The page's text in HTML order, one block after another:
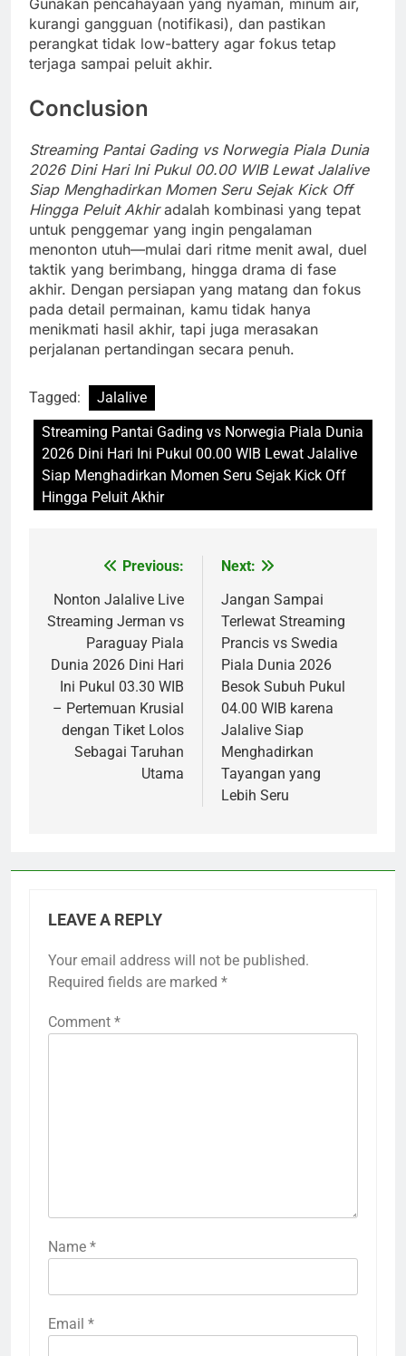
Gunakan pencahayaan yang nyaman, minum air,
kurangi gangguan (notifikasi), dan pastikan
perangkat tidak low-battery agar fokus tetap
terjaga sampai peluit akhir.
Conclusion
Streaming Pantai Gading vs Norwegia Piala Dunia
2026 Dini Hari Ini Pukul 00.00 WIB Lewat Jalalive
Siap Menghadirkan Momen Seru Sejak Kick Off
Hingga Peluit Akhiradalah kombinasi yang tepat
untuk penggemar yang ingin pengalaman
menonton utuh—mulai dari ritme menit awal, duel
taktik yang berimbang, hingga drama di fase
akhir. Dengan persiapan yang matang dan fokus
pada detail permainan, kamu tidak hanya
menikmati hasil akhir, tapi juga merasakan
perjalanan pertandingan secara penuh.
Tagged:
Jalalive
Streaming Pantai Gading vs Norwegia Piala Dunia
2026 Dini Hari Ini Pukul 00.00 WIB Lewat Jalalive
Siap Menghadirkan Momen Seru Sejak Kick Off
Hingga Peluit Akhir
navigation
Previous:
Nonton Jalalive Live
Streaming Jerman vs
Paraguay Piala
Dunia 2026 Dini Hari
Ini Pukul 03.30 WIB
– Pertemuan Krusial
dengan Tiket Lolos
Sebagai Taruhan
Utama
Next:
Jangan Sampai
Terlewat Streaming
Prancis vs Swedia
Piala Dunia 2026
Besok Subuh Pukul
04.00 WIB karena
Jalalive Siap
Menghadirkan
Tayangan yang
Lebih Seru
LEAVE A REPLY
Your email address will not be published.
Required fields are marked *
Comment *
Name *
Email *